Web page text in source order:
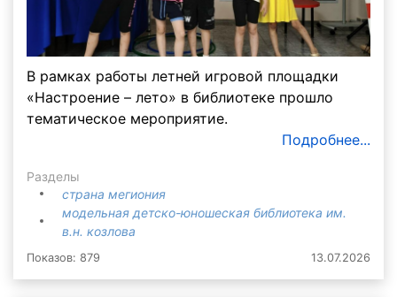
В рамках работы летней игровой площадки
«Настроение – лето» в библиотеке прошло
тематическое мероприятие.
Подробнее...
Разделы
страна мегиония
модельная детско-юношеская библиотека им.
в.н. козлова
Показов: 879 13.07.2026